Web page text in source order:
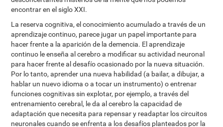
encontrar en el siglo XXI.
La reserva cognitiva, el conocimiento acumulado a través de un
aprendizaje continuo, parece jugar un papel importante para
hacer frente a la aparición de la demencia. El aprendizaje
continuo le enseña al cerebro a modificar su actividad neuronal
para hacer frente al desafío ocasionado por la nueva situación.
Por lo tanto, aprender una nueva habilidad (a bailar, a dibujar, a
hablar un nuevo idioma o a tocar un instrumento) o entrenar
funciones cognitivas sin explotar, por ejemplo, a través del
entrenamiento cerebral, le da al cerebro la capacidad de
adaptación que necesita para repensar y readaptar los circuitos
neuronales cuando se enfrenta a los desafíos planteados por la